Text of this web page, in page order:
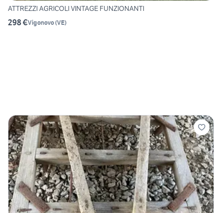
ATTREZZI AGRICOLI VINTAGE FUNZIONANTI
298 €Vigonovo(VE)